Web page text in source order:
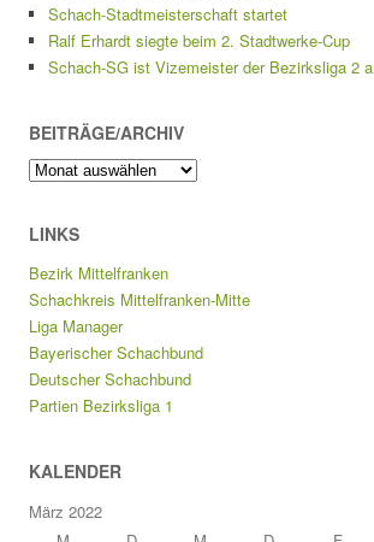
Schach-Stadtmeisterschaft startet
Ralf Erhardt siegte beim 2. Stadtwerke-Cup
Schach-SG ist Vizemeister der Bezirksliga 2 a
BEITRÄGE/ARCHIV
Beiträge/Archiv
LINKS
Bezirk Mittelfranken
Schachkreis Mittelfranken-Mitte
Liga Manager
Bayerischer Schachbund
Deutscher Schachbund
Partien Bezirksliga 1
KALENDER
März 2022